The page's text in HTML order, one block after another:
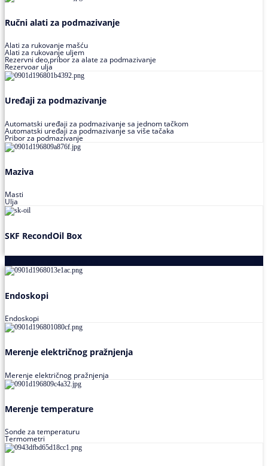
Ručni alati za podmazivanje
Alati za rukovanje mašću
Alati za rukovanje uljem
Rezervni deo,pribor za alate za podmazivanje
Rezervoar ulja
Uređaji za podmazivanje
Automatski uređaji za podmazivanje sa jednom tačkom
Automatski uređaji za podmazivanje sa više tačaka
Pribor za podmazivanje
Maziva
Masti
Ulja
SKF RecondOil Box
Endoskopi
Endoskopi
Merenje električnog pražnjenja
Merenje električnog pražnjenja
Merenje temperature
Sonde za temperaturu
Termometri